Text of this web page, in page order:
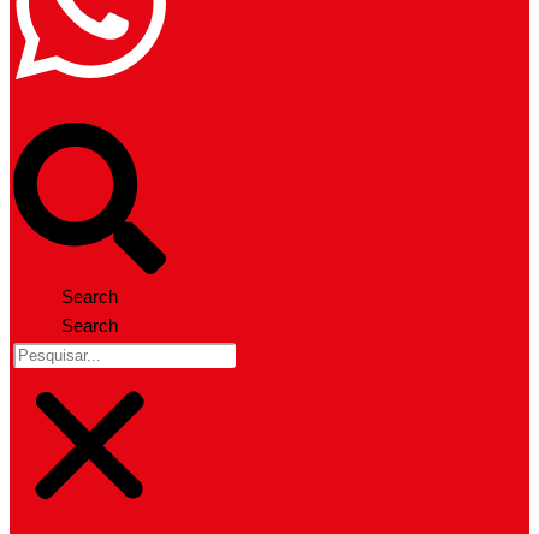
Search
Search